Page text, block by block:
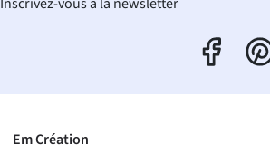
Em Création